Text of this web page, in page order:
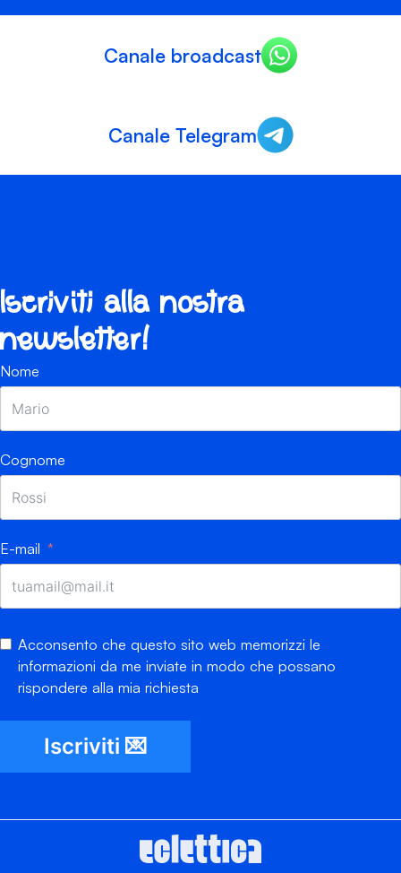
Canale broadcast
Canale Telegram
Iscriviti alla nostra
newsletter!
Nome
Cognome
E-mail
Acconsento che questo sito web memorizzi le
informazioni da me inviate in modo che possano
rispondere alla mia richiesta
Iscriviti 💌